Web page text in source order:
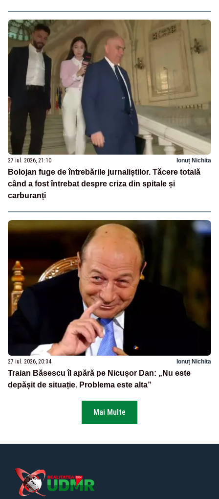
27 iul. 2026, 21:10 Ionuț Nichita
Bolojan fuge de întrebările jurnaliștilor. Tăcere totală
când a fost întrebat despre criza din spitale și
carburanți
27 iul. 2026, 20:34 Ionuț Nichita
Traian Băsescu îl apără pe Nicușor Dan: „Nu este
depășit de situație. Problema este alta”
Mai Multe